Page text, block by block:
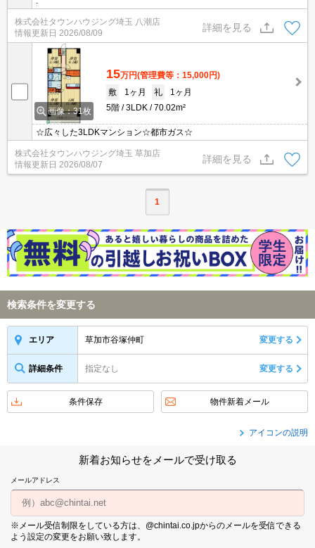
株式会社タウンハウジング埼玉 八潮店
情報更新日 2026/08/09
詳細を見る
画像：31枚
15万円(管理費等：15,000円)
敷
1ヶ月 礼
1ヶ月
5階
3LDK 70.02m²
☆広々した3LDKマンション☆都市ガス☆
株式会社タウンハウジング埼玉 草加店
情報更新日 2026/08/07
詳細を見る
1
検索条件を変更する
エリア 草加市谷塚仲町 変更する
詳細条件 指定なし 変更する
条件保存 物件新着メール
アイコンの説明
新着お知らせをメールで受け取る
メールアドレス
※メール受信制限をしている方は、@chintai.co.jpからのメールを受信できる
よう設定の変更をお願い致します。